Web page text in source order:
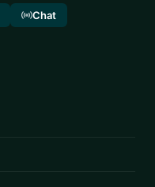
Chat